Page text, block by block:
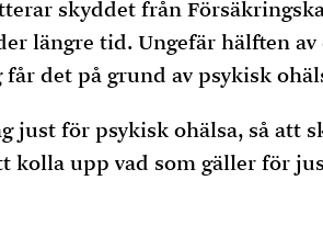
skyddet från
längre tid. Ungefär hälften av
det på grund av psykisk
just för psykisk ohälsa, så att
kolla upp vad som gäller för